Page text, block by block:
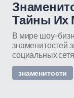
Тайны Их
В мире шоу-
знаменитостей
социальных
знаменитости